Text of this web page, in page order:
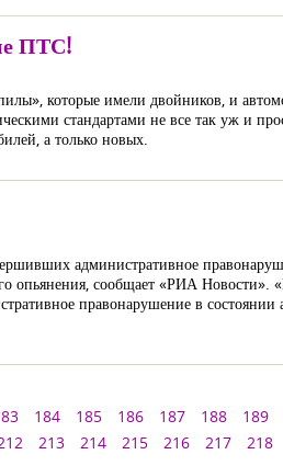
ПТС!
которые имели двойников, и
стандартами не все так уж и
а только новых.
административное
опьянения, сообщает «РИА Новости».
правонарушение в состоянии
184 185 186 187 188 189
213 214 215 216 217 218